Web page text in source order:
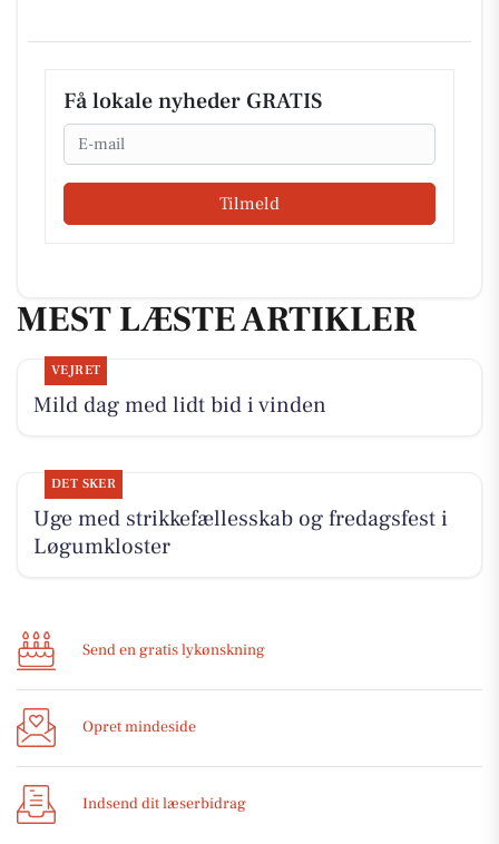
Få lokale nyheder GRATIS
Email
Tilmeld
MEST LÆSTE ARTIKLER
VEJRET
Mild dag med lidt bid i vinden
DET SKER
Uge med strikkefællesskab og fredagsfest i
Løgumkloster
Send en gratis lykønskning
Opret mindeside
Indsend dit læserbidrag